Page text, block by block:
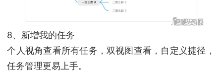
8、新增我的任务
个人视角查看所有任务，双视图查看，自定义捷径，
任务管理更易上手。